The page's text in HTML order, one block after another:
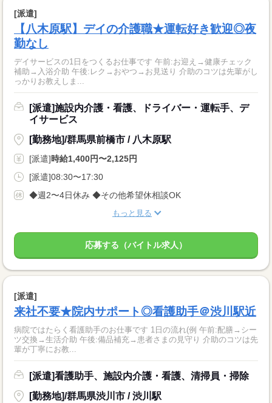
[派遣]
【八木原駅】デイの介護職★運転好き歓迎◎夜
勤なし
デイサービスの1日をつくるお仕事です 午前:お迎え→健康チェック
補助→入浴介助 午後:レク→おやつ→お見送り 介助のコツは先輩がし
っかりお教えしま...
[派遣]施設内介護・看護、ドライバー・運転手、デ
イサービス
[勤務地]/群馬県前橋市 / 八木原駅
[派遣]時給1,400円〜2,125円
[派遣]08:30〜17:30
◆週2〜4日休み ◆その他希望休相談OK
もっと見る
応募する（バイトル求人）
[派遣]
来社不要★院内サポート◎看護助手＠渋川駅近
病院ではたらく看護助手のお仕事です 1日の流れ(例 午前:配膳→シー
ツ交換→生活介助 午後:備品補充→患者さまの見守り 介助のコツは先
輩が丁寧にお教...
[派遣]看護助手、施設内介護・看護、清掃員・掃除
[勤務地]/群馬県渋川市 / 渋川駅